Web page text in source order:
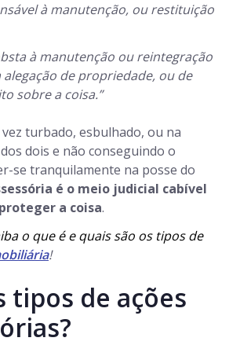
à manutenção, ou restituição
à manutenção ou reintegração
alegação de propriedade, ou de
sobre a coisa.”
turbado, esbulhado, ou na
dois e não conseguindo o
se tranquilamente na posse do
é o meio judicial cabível
a coisa.
o que é e quais são os tipos de
!
tipos de ações